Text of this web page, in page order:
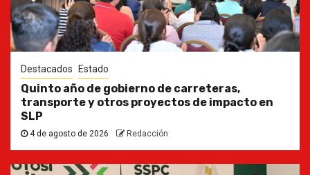
Destacados Estado
Quinto año de gobierno de carreteras,
transporte y otros proyectos de impacto en
SLP
4 de agosto de 2026 Redacción